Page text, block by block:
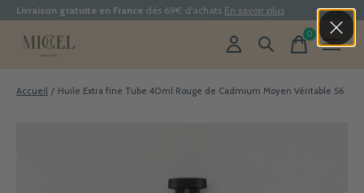
Livraison gratuite en France dès 69€ d'achats En savoir plus
0items
Accueil / Huile Extra fine Tube 40ml Rouge de Cadmium Moyen Véritable S6